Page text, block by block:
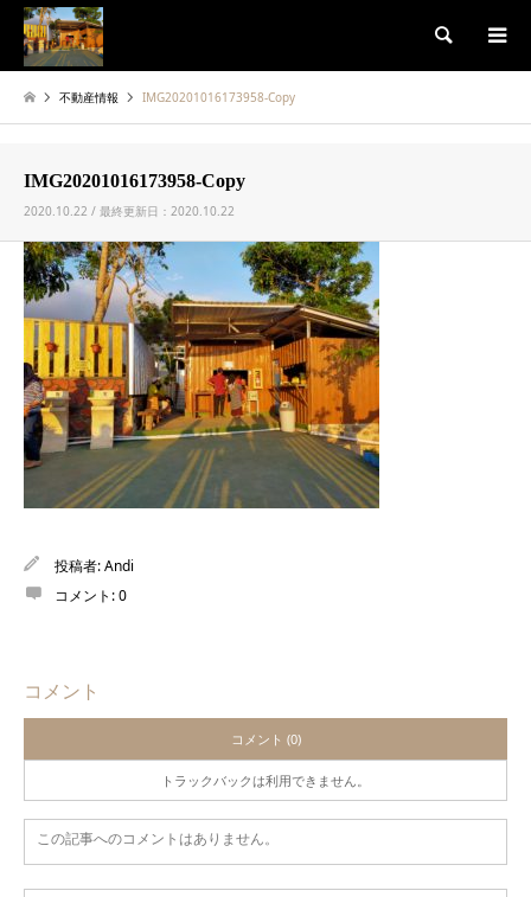
検索
不動産情報 IMG20201016173958-Copy
IMG20201016173958-Copy
2020.10.22 / 最終更新日：2020.10.22
投稿者:Andi
コメント:0
コメント
コメント (0)
トラックバックは利用できません。
この記事へのコメントはありません。